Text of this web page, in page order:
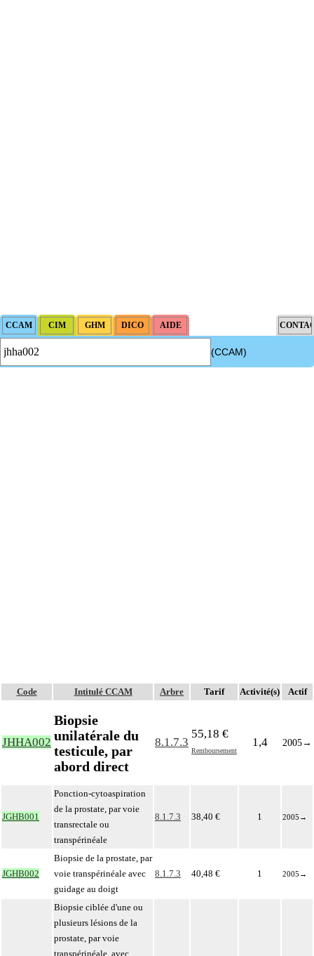
(CCAM)
Code Intitulé CCAM Arbre Tarif Activité(s) Actif
JHHA002
Biopsie
unilatérale du
testicule, par
abord direct
8.1.7.3
55,18 €
Remboursement
1,4 2005→
JGHB001
Ponction-cytoaspiration
de la prostate, par voie
transrectale ou
transpérinéale
8.1.7.3 38,40 € 1 2005 →
JGHB002
Biopsie de la prostate, par
voie transpérinéale avec
guidage au doigt
8.1.7.3 40,48 € 1 2005 →
Biopsie ciblée d'une ou
plusieurs lésions de la
prostate, par voie
transpérinéale, avec